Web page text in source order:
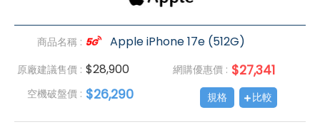
商品名稱 : Apple iPhone 17e (512G)
原廠建議售價 : $28,900 網購優惠價 : $27,341
空機破盤價 : $26,290 規格 比較